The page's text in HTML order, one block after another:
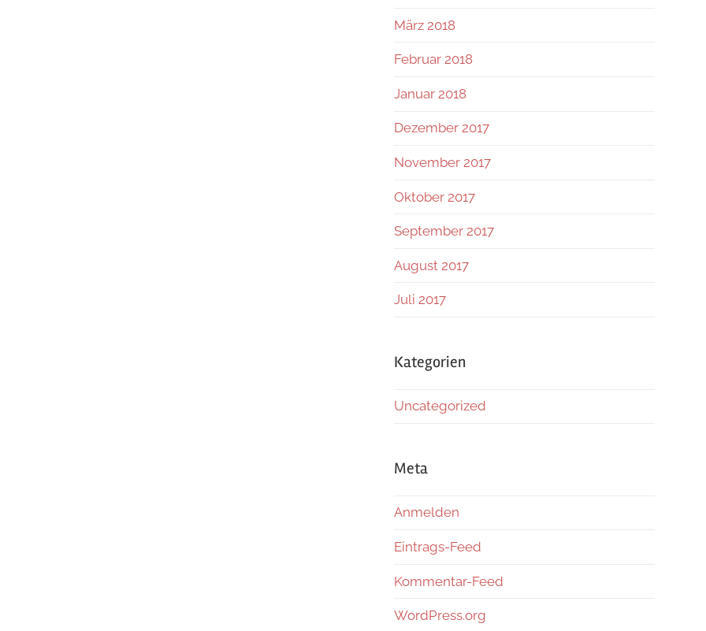
März 2018
Februar 2018
Januar 2018
Dezember 2017
November 2017
Oktober 2017
September 2017
August 2017
Juli 2017
Kategorien
Uncategorized
Meta
Anmelden
Eintrags-Feed
Kommentar-Feed
WordPress.org